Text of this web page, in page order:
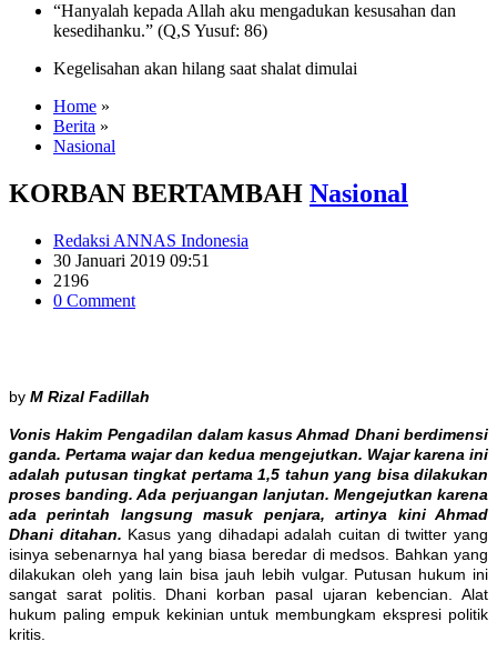
“Hanyalah kepada Allah aku mengadukan kesusahan dan
kesedihanku.” (Q,S Yusuf: 86)
Kegelisahan akan hilang saat shalat dimulai
Home »
Berita »
Nasional
KORBAN BERTAMBAH Nasional
Redaksi ANNAS Indonesia
30 Januari 2019 09:51
2196
0 Comment
by M Rizal Fadillah
Vonis Hakim Pengadilan dalam kasus Ahmad Dhani berdimensi
ganda. Pertama wajar dan kedua mengejutkan. Wajar karena ini
adalah putusan tingkat pertama 1,5 tahun yang bisa dilakukan
proses banding. Ada perjuangan lanjutan. Mengejutkan karena
ada perintah langsung masuk penjara, artinya kini Ahmad
Dhani ditahan. Kasus yang dihadapi adalah cuitan di twitter yang
isinya sebenarnya hal yang biasa beredar di medsos. Bahkan yang
dilakukan oleh yang lain bisa jauh lebih vulgar. Putusan hukum ini
sangat sarat politis. Dhani korban pasal ujaran kebencian. Alat
hukum paling empuk kekinian untuk membungkam ekspresi politik
kritis.